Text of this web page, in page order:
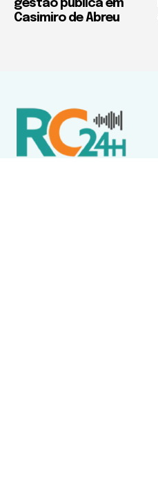
gestão pública em
Casimiro de Abreu